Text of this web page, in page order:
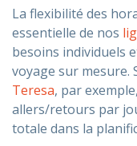
La flexibilité des
essentielle de nos
besoins individuels
voyage sur mesure.
Teresa, par
allers/retours par
totale dans la